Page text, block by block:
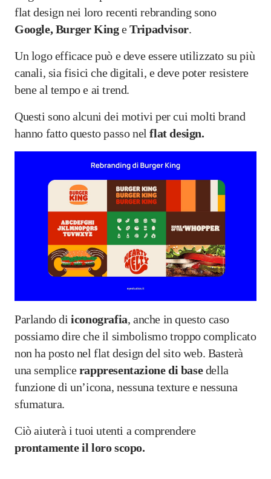
flat design nei loro recenti rebranding sono
Google, Burger KingeTripadvisor.
Un logo efficace può e deve essere utilizzato su più
canali, sia fisici che digitali, e deve poter resistere
bene al tempo e ai trend.
Questi sono alcuni dei motivi per cui molti brand
hanno fatto questo passo nelflat design.
Parlando diiconografia, anche in questo caso
possiamo dire che il simbolismo troppo complicato
non ha posto nel flat design del sito web. Basterà
una semplicerappresentazione di basedella
funzione di un’icona, nessuna texture e nessuna
sfumatura.
Ciò aiuterà i tuoi utenti a comprendere
prontamente il loro scopo.